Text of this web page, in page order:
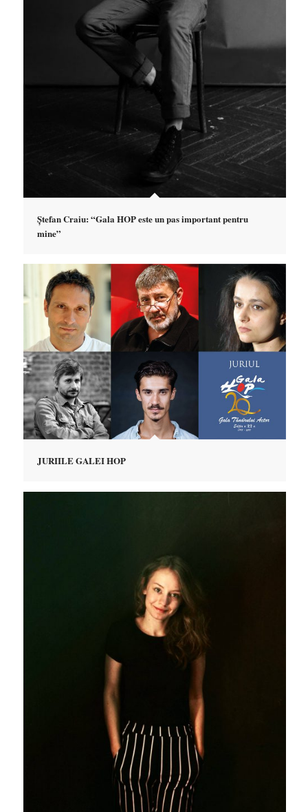
Ștefan Craiu: “Gala HOP este un pas important pentru
mine”
JURIILE GALEI HOP